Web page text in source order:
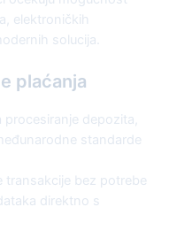
elektroničkih
solucija.
plaćanja
procesiranje depozita,
standarde
transakcije bez potrebe
direktno s